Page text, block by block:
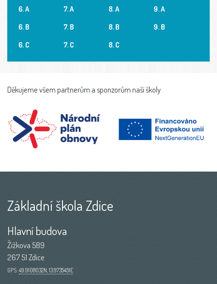
6. A
6. B
6. C
7. A
7. B
7. C
8. A
8. B
8. C
9. A
9. B
Děkujeme všem partnerům a sponzorům naší školy
Základní škola Zdice
Hlavní budova
Žižkova 589
267 51 Zdice
GPS: 49.9108032N, 13.9735451E